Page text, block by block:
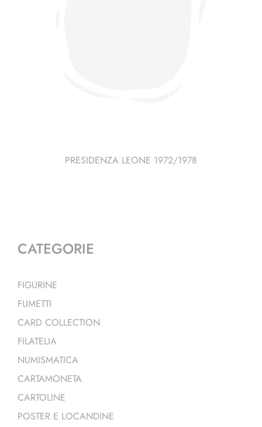
PRESIDENZA LEONE 1972/1978
CATEGORIE
FIGURINE
FUMETTI
CARD COLLECTION
FILATELIA
NUMISMATICA
CARTAMONETA
CARTOLINE
POSTER E LOCANDINE